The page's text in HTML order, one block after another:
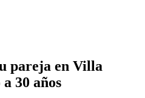
pareja en Villa
30 años